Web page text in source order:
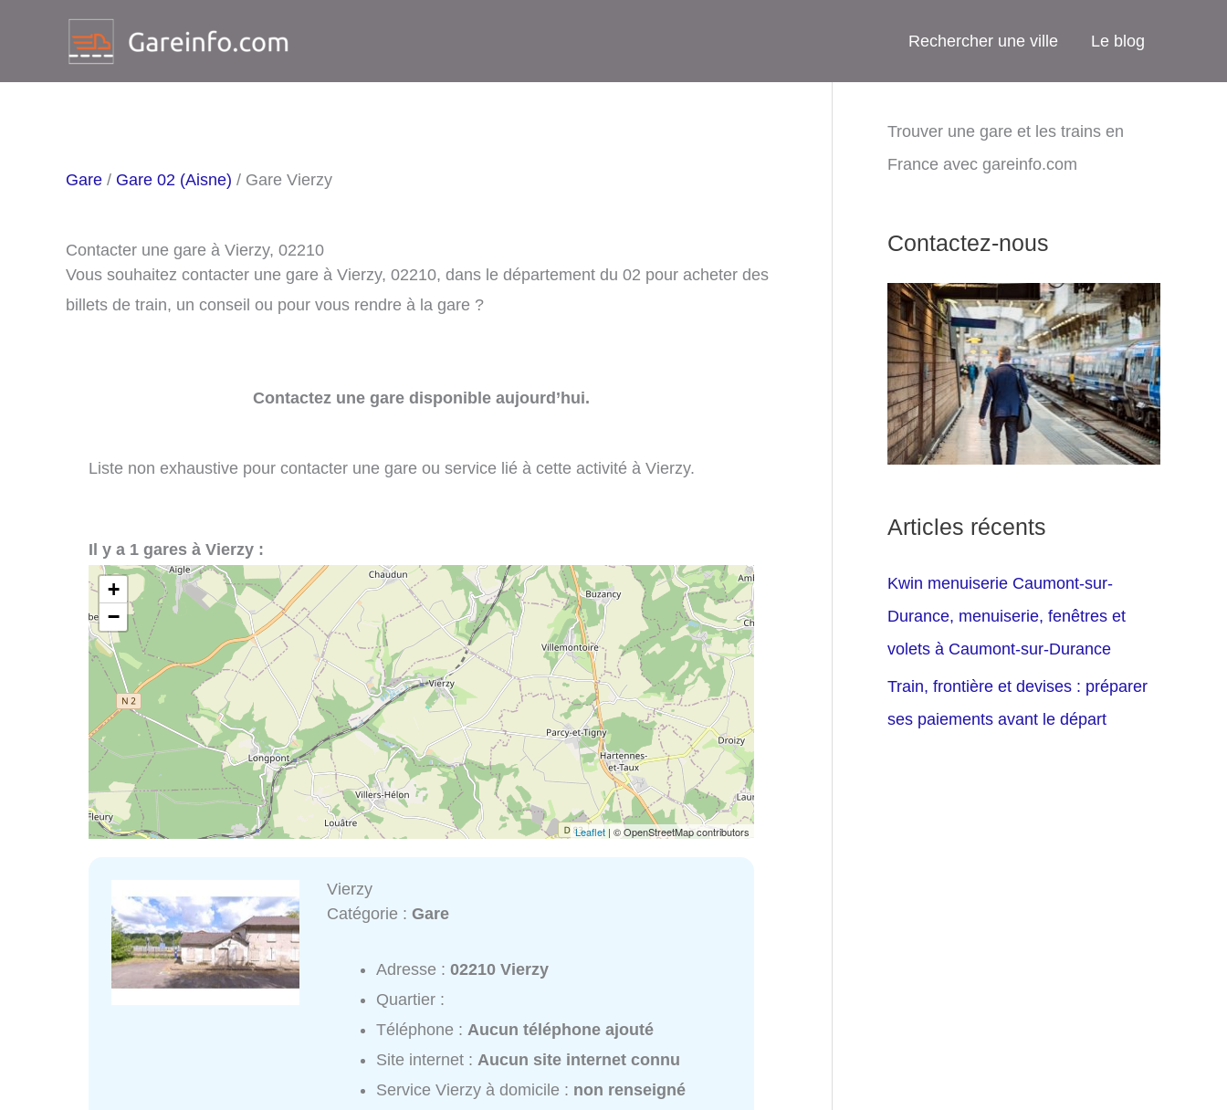
Rechercher une ville Le blog
Gare / Gare 02 (Aisne) / Gare Vierzy
Contacter une gare à Vierzy, 02210
Vous souhaitez contacter une gare à Vierzy, 02210, dans le département du 02 pour acheter des
billets de train, un conseil ou pour vous rendre à la gare ?
Contactez une gare disponible aujourd’hui.
Liste non exhaustive pour contacter une gare ou service lié à cette activité à Vierzy.
Il y a 1 gares à Vierzy :
+
−
Leaflet | © OpenStreetMap contributors
Vierzy
Catégorie :Gare
Adresse :02210 Vierzy
Quartier :
Téléphone :Aucun téléphone ajouté
Site internet :Aucun site internet connu
Service Vierzy à domicile : non renseigné
Trouver une gare et les trains en
France avec gareinfo.com
Contactez-nous
Articles récents
Kwin menuiserie Caumont-sur-
Durance, menuiserie, fenêtres et
volets à Caumont-sur-Durance
Train, frontière et devises : préparer
ses paiements avant le départ